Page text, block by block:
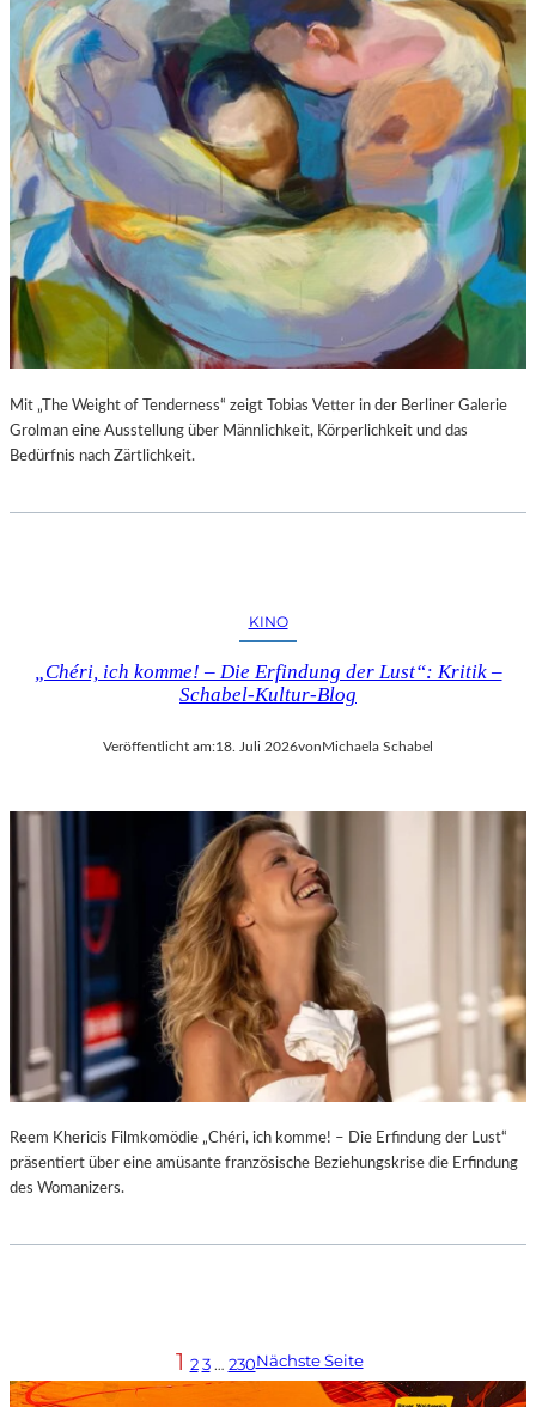
Mit „The Weight of Tenderness“ zeigt Tobias Vetter in der Berliner Galerie
Grolman eine Ausstellung über Männlichkeit, Körperlichkeit und das
Bedürfnis nach Zärtlichkeit.
KINO
„Chéri, ich komme! – Die Erfindung der Lust“: Kritik –
Schabel-Kultur-Blog
Veröffentlicht am:18. Juli 2026vonMichaela Schabel
Reem Khericis Filmkomödie „Chéri, ich komme! – Die Erfindung der Lust“
präsentiert über eine amüsante französische Beziehungskrise die Erfindung
des Womanizers.
1 2 3 … 230Nächste Seite